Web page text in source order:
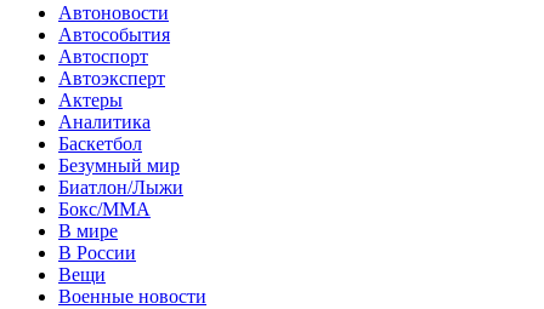
Автоновости
Автособытия
Автоспорт
Автоэксперт
Актеры
Аналитика
Баскетбол
Безумный мир
Биатлон/Лыжи
Бокс/MMA
В мире
В России
Вещи
Военные новости